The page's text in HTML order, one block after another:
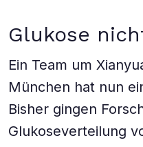
Glukose
Ein Team um
München hat nun
Bisher gingen
Glukoseverteilung